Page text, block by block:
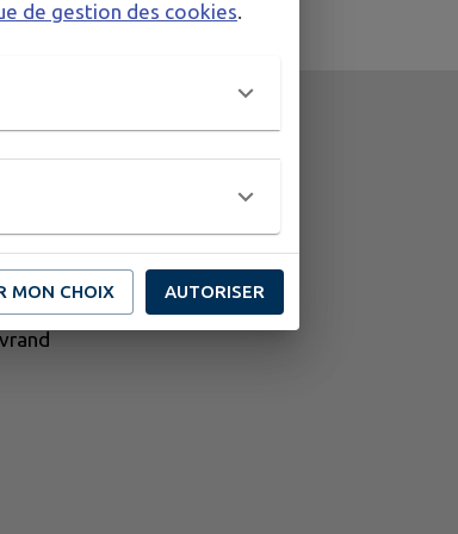
DE-VIE
de gestion des cookies.
MON CHOIX AUTORISER